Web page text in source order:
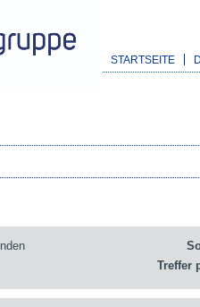
STARTSEITE
Treffer